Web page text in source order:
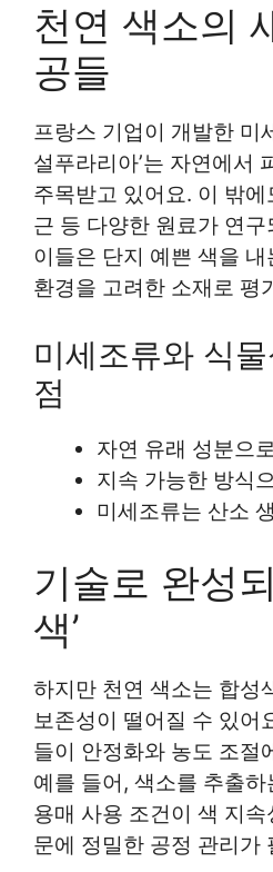
천연 색소의
공들
프랑스 기업이 개발한 미
설푸라리아’는 자연에서
주목받고 있어요. 이 밖
근 등 다양한 원료가 연
이들은 단지 예쁜 색을
환경을 고려한 소재로 평
미세조류와 식
점
자연 유래 성분으
지속 가능한 방식
미세조류는 산소
기술로 완성
색’
하지만 천연 색소는 합성
보존성이 떨어질 수 있어
들이 안정화와 농도 조절
예를 들어, 색소를 추출
용매 사용 조건이 색 지
문에 정밀한 공정 관리가